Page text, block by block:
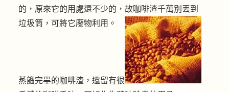
的，原來它的用處還不少的，故咖啡渣千萬別丟到
垃圾筒，可將它廢物利用。
蒸餾完畢的咖啡渣，還留有很